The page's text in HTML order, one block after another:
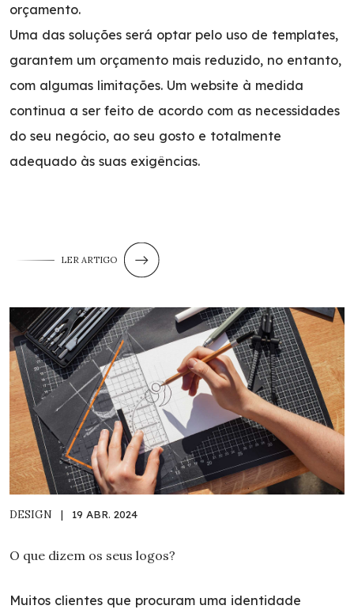
orçamento.
Uma das soluções será optar pelo uso de templates,
garantem um orçamento mais reduzido, no entanto,
com algumas limitações. Um website à medida
continua a ser feito de acordo com as necessidades
do seu negócio, ao seu gosto e totalmente
adequado às suas exigências.
LER ARTIGO
DESIGN | 19 ABR. 2024
O que dizem os seus logos?
Muitos clientes que procuram uma identidade